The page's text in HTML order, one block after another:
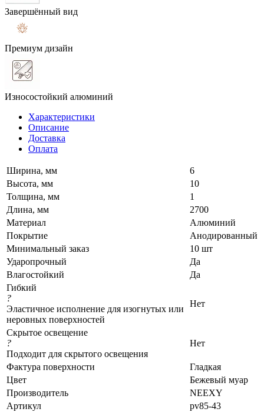
Завершённый вид
Премиум дизайн
Износостойкий алюминий
Характеристики
Описание
Доставка
Оплата
Ширина, мм
6
Высота, мм
10
Толщина, мм
1
Длина, мм
2700
Материал
Алюминий
Покрытие
Анодированный
Минимальный заказ
10 шт
Ударопрочный
Да
Влагостойкий
Да
Гибкий
?
Эластичное исполнение для изогнутых или
неровных поверхностей
Нет
Скрытое освещение
?
Подходит для скрытого освещения
Нет
Фактура поверхности
Гладкая
Цвет
Бежевый муар
Производитель
NEEXY
Артикул
pv85-43